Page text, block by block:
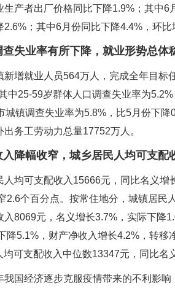
生产者出厂价格同比下降1.9%；其中
2.6%；其中6月份同比下降4.4%，环比
查失业率有所下降，就业形势总体
新增就业人员564万人，完成全年目
中25-59岁群体人口调查失业率为
城镇调查失业率为5.8%，比5月份下
务工劳动力总量17752万人。
降幅收窄，城乡居民人均可支配
人均可支配收入15666元，同比名义
2.6个百分点。按常住地分，城镇居
入8069元，名义增长3.7%，实际下降
降5.1%，财产净收入增长4.2%，转
可支配收入中位数13347元，同比名
我国经济逐步克服疫情带来的不利影